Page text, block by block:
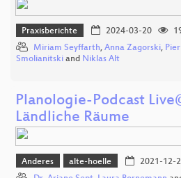
Praxisberichte 2024-03-20
Miriam Seyffarth, Anna Zagorski,
Smolianitski and Niklas Alt
Planologie-Podcast
Ländliche Räume
Anderes alte-hoelle 2021-12-